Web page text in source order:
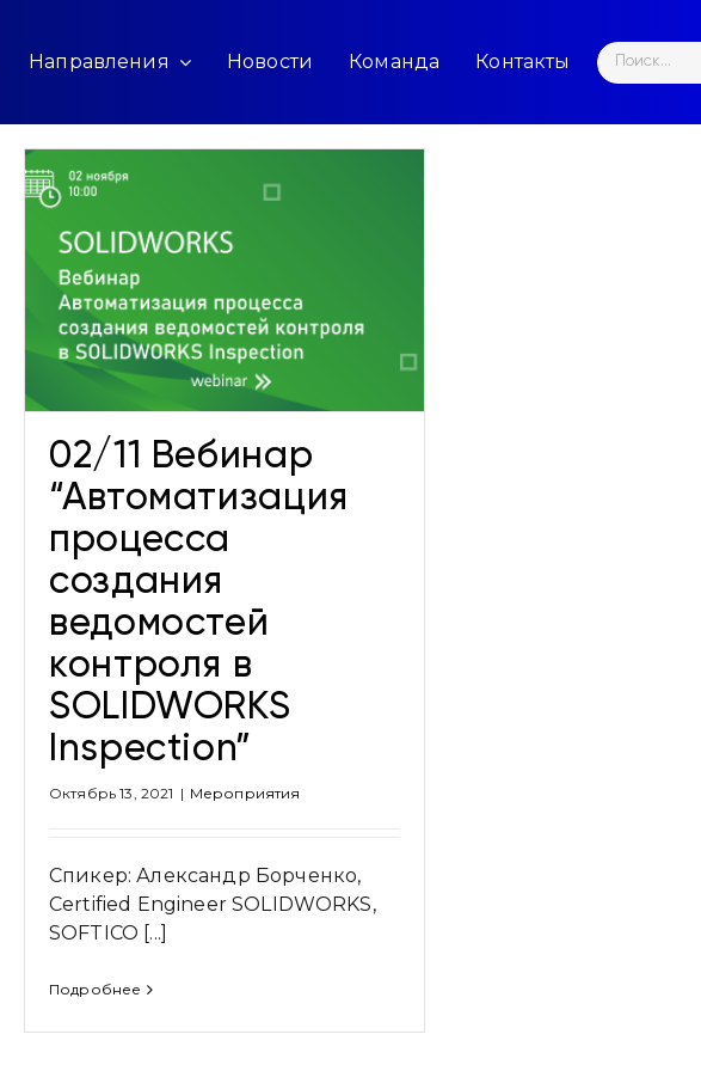
Направления Новости Команда Контакты
Search
for:
02/11 Вебинар
“Автоматизация
процесса
создания
ведомостей
контроля в
SOLIDWORKS
Inspection”
Октябрь 13, 2021 | Мероприятия
Спикер: Александр Борченко,
Certified Engineer SOLIDWORKS,
SOFTICO [...]
Подробнее